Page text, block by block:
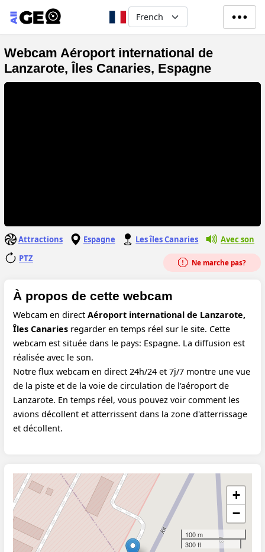
Aller au contenu principal
Select your language
Webcam Aéroport international de
Lanzarote, Îles Canaries, Espagne
Attractions Espagne Les îles Canaries
Avec son
PTZ
Ne marche pas?
À propos de cette webcam
Webcam en direct Aéroport international de Lanzarote,
Îles Canaries regarder en temps réel sur le site. Cette
webcam est située dans le pays: Espagne. La diffusion est
réalisée avec le son.
Notre flux webcam en direct 24h/24 et 7j/7 montre une vue
de la piste et de la voie de circulation de l'aéroport de
Lanzarote. En temps réel, vous pouvez voir comment les
avions décollent et atterrissent dans la zone d'atterrissage
et décollent.
+
−
100 m
300 ft